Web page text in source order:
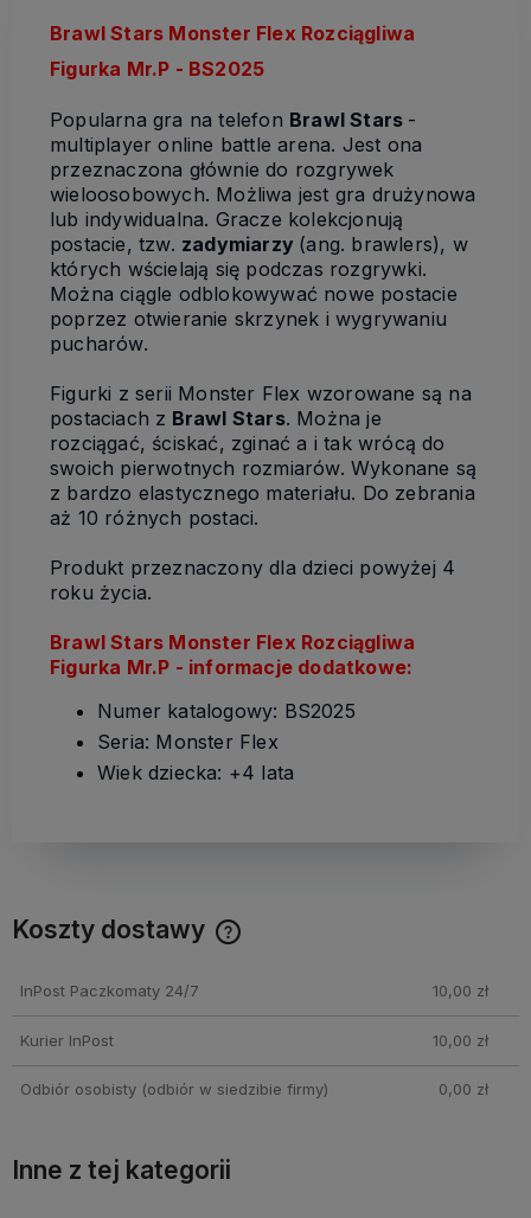
Brawl Stars Monster Flex Rozciągliwa
Figurka Mr.P - BS2025
Popularna gra na telefon Brawl Stars -
multiplayer online battle arena. Jest ona
przeznaczona głównie do rozgrywek
wieloosobowych. Możliwa jest gra drużynowa
lub indywidualna. Gracze kolekcjonują
postacie, tzw. zadymiarzy (ang. brawlers), w
których wścielają się podczas rozgrywki.
Można ciągle odblokowywać nowe postacie
poprzez otwieranie skrzynek i wygrywaniu
pucharów.
Figurki z serii Monster Flex wzorowane są na
postaciach z Brawl Stars. Można je
rozciągać, ściskać, zginać a i tak wrócą do
swoich pierwotnych rozmiarów. Wykonane są
z bardzo elastycznego materiału. Do zebrania
aż 10 różnych postaci.
Produkt przeznaczony dla dzieci powyżej 4
roku życia.
Brawl Stars Monster Flex Rozciągliwa
Figurka Mr.P - informacje dodatkowe:
Numer katalogowy: BS2025
Seria: Monster Flex
Wiek dziecka: +4 lata
Koszty dostawy
InPost Paczkomaty 24/7 10,00 zł
Kurier InPost 10,00 zł
Odbiór osobisty(odbiór w siedzibie firmy) 0,00 zł
Inne z tej kategorii